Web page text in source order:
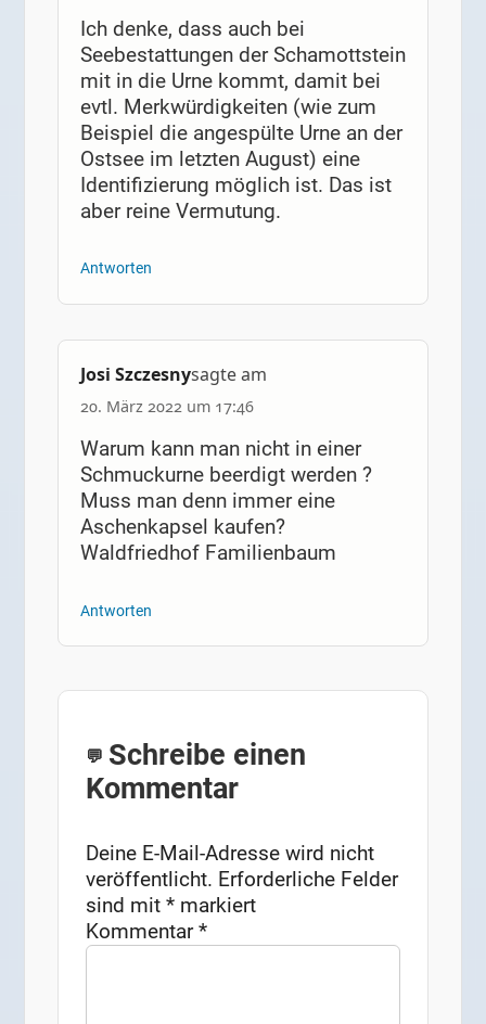
Ich denke, dass auch bei
Seebestattungen der Schamottstein
mit in die Urne kommt, damit bei
evtl. Merkwürdigkeiten (wie zum
Beispiel die angespülte Urne an der
Ostsee im letzten August) eine
Identifizierung möglich ist. Das ist
aber reine Vermutung.
Antworten
Josi Szczesnysagte am
20. März 2022 um 17:46
Warum kann man nicht in einer
Schmuckurne beerdigt werden ?
Muss man denn immer eine
Aschenkapsel kaufen?
Waldfriedhof Familienbaum
Antworten
Schreibe einen
Kommentar
Deine E-Mail-Adresse wird nicht
veröffentlicht. Erforderliche Felder
sind mit* markiert
Kommentar*